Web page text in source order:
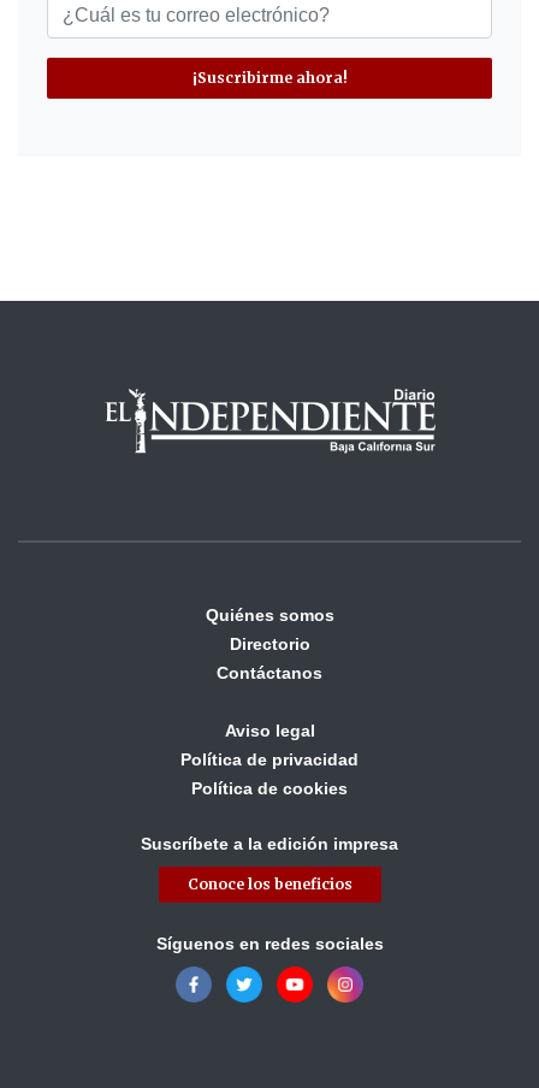
¡Suscribirme ahora!
Quiénes somos
Directorio
Contáctanos
Aviso legal
Política de privacidad
Política de cookies
Suscríbete a la edición impresa
Conoce los beneficios
Síguenos en redes sociales